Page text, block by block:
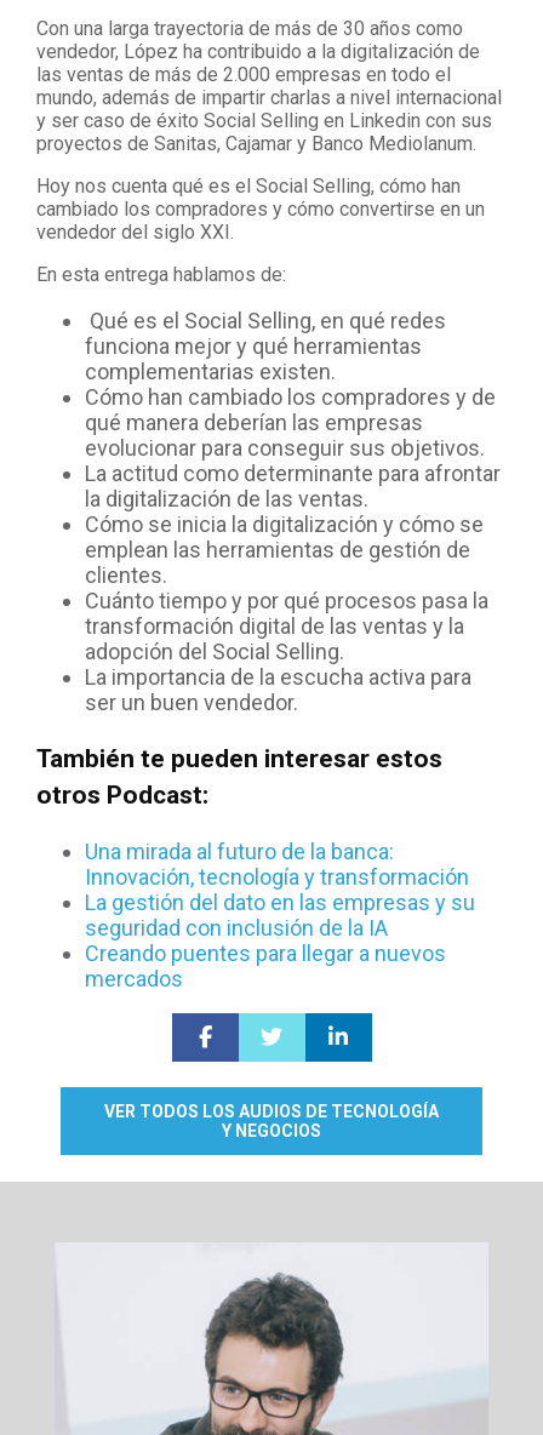
Con una larga trayectoria de más de 30 años como
vendedor, López ha contribuido a la digitalización de
las ventas de más de 2.000 empresas en todo el
mundo, además de impartir charlas a nivel internacional
y ser caso de éxito Social Selling en Linkedin con sus
proyectos de Sanitas, Cajamar y Banco Mediolanum.
Hoy nos cuenta qué es el Social Selling, cómo han
cambiado los compradores y cómo convertirse en un
vendedor del siglo XXI.
En esta entrega hablamos de:
Qué es el Social Selling, en qué redes
funciona mejor y qué herramientas
complementarias existen.
Cómo han cambiado los compradores y de
qué manera deberían las empresas
evolucionar para conseguir sus objetivos.
La actitud como determinante para afrontar
la digitalización de las ventas.
Cómo se inicia la digitalización y cómo se
emplean las herramientas de gestión de
clientes.
Cuánto tiempo y por qué procesos pasa la
transformación digital de las ventas y la
adopción del Social Selling.
La importancia de la escucha activa para
ser un buen vendedor.
También te pueden interesar estos
otros Podcast:
Una mirada al futuro de la banca:
Innovación, tecnología y transformación
La gestión del dato en las empresas y su
seguridad con inclusión de la IA
Creando puentes para llegar a nuevos
mercados
VER TODOS LOS AUDIOS DE TECNOLOGÍA
Y NEGOCIOS